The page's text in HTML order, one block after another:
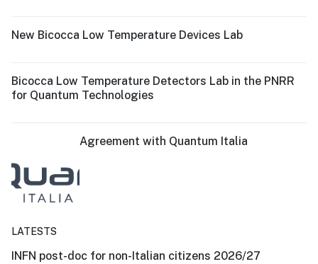
New Bicocca Low Temperature Devices Lab
Bicocca Low Temperature Detectors Lab in the PNRR
for Quantum Technologies
Agreement with Quantum Italia
LATESTS
INFN post-doc for non-Italian citizens 2026/27